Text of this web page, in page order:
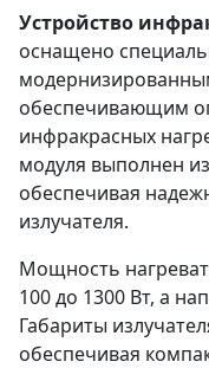
Устройство
оснащено
обеспечивающим
инфракрасных
модуля выполнен
обеспечивая
излучателя.
Мощность
100 до 1300 Вт, а
Габариты
обеспечивая